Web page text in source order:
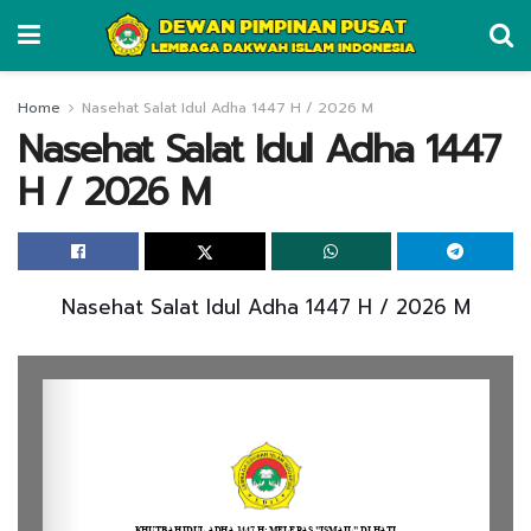
Home Nasehat Salat Idul Adha 1447 H / 2026 M
Nasehat Salat Idul Adha 1447
H / 2026 M
Nasehat Salat Idul Adha 1447 H / 2026 M